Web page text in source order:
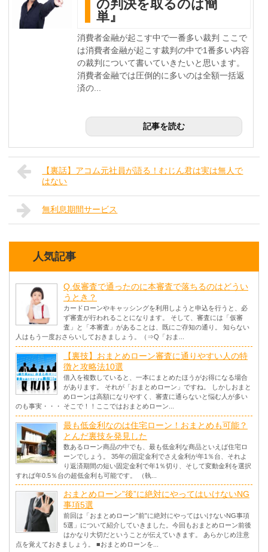
の判決を取るのは簡
単』
消費者金融が起こす中で一番多い裁判 ここで
は消費者金融が起こす裁判の中で1番多い内容
の裁判について書いていきたいと思います。
消費者金融では圧倒的に多いのは全額一括返
済の...
記事を読む
【裏話】アコム元社員が語る！むじん君は実は無人で
はない
無利息期間サービス
人気記事
Q.仮審査で通ったのに本審査で落ちるのはどうい
うとき？
カードローンやキャッシングを利用しようと申込を行うと、必
ず審査が行われることになります。 そして、審査には「仮審
査」と「本審査」があることは、既にご存知の通り。 知らない
人はもう一度おさらいしておきましょう。（⇒Q「おま...
【裏技】おまとめローン審査に通りやすい人の特
徴と攻略法10選
借入を複数していると、一本にまとめたほうがお得になる場合
があります。 それが「おまとめローン」ですね。 しかしおまと
めローンは高額になりやすく、審査に通らないと悩む人が多い
のも事実・・・ そこで！！ここではおまとめローン...
最も低金利なのは住宅ローン！おまとめも可能？
とんだ裏技を発見した
数あるローン商品の中でも、最も低金利な商品といえば住宅ロ
ーンでしょう。 35年の固定金利でさえ金利が年1％台、それよ
り返済期間の短い固定金利で年1％切り、そして変動金利を選択
すれば年0.5％台の超低金利も可能です。 （執...
おまとめローン”後”に絶対にやってはいけないNG
事項5選
前回は「おまとめローン”前”に絶対にやってはいけないNG事項
5選」について紹介していきました。今回もおまとめローン前後
はかなり大切だということが伝えていきます。 あらかじめ注意
点を覚えておきましょう。 ■おまとめローンを...